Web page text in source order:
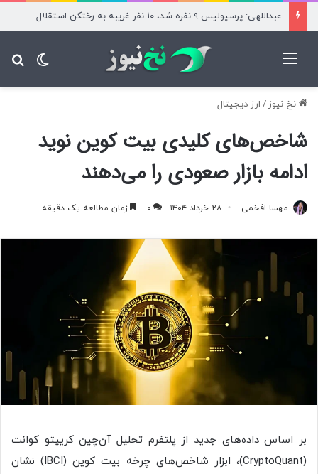
عبداللهی: پرسپولیس ۹ نفره شد، ۱۰ نفر غریبه به رختکن استقلال آمدند
نخ نیوز / ارز دیجیتال
شاخص‌های کلیدی بیت‌ کوین نوید
ادامه بازار صعودی را می‌دهند
مهسا افخمی ۲۸ خرداد ۱۴۰۴ ۰ زمان مطالعه یک دقیقه
بر اساس داده‌های جدید از پلتفرم تحلیل آن‌چین کریپتو کوانت
(CryptoQuant)، ابزار شاخص‌های چرخه بیت‌ کوین (IBCI) نشان